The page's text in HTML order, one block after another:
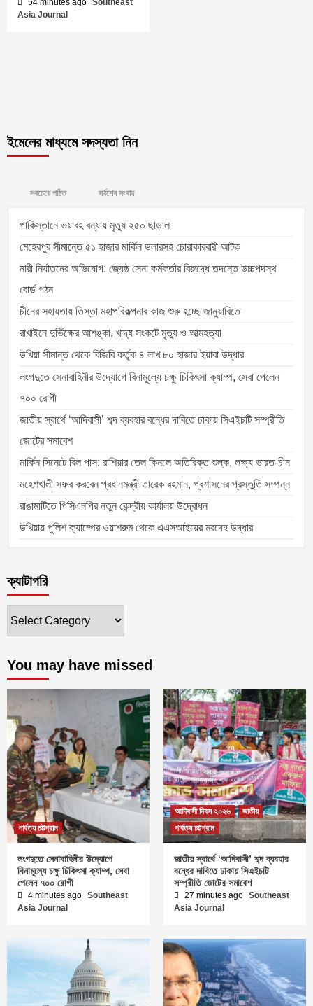
54 minutes ago Southeast
Asia Journal
ইমেলের মাধ্যমে সদস্যতা নিন
সবচেয়ে পঠিত সর্বশেষ সংবাদ
পাকিস্তানে ভয়াবহ বন্যায় মৃত্যু ২৫০ ছাড়াল
মেহেরপুর সীমান্তে ৫১ হাজার মার্কিন ডলারসহ চোরাকারবারী আটক
নারী নির্যাতনের অভিযোগ: জ্যেষ্ঠ সেনা কর্মকর্তার বিরুদ্ধে তদন্তে উচ্চপদস্থ
বোর্ড গঠন
চীনের সহায়তায় তিস্তা মহাপরিকল্পনার কাজ শুরু হচ্ছে জানুয়ারিতে
রাখাইনে দুর্ভিক্ষের আশঙ্কা, খাদ্য সংকটে মৃত্যু ও আত্মহত্যা
উখিয়া সীমান্ত থেকে বিজিবি কর্তৃক ৪ লাখ ৮০ হাজার ইয়াবা উদ্ধার
লংগদুতে সেনাবাহিনীর উদ্যোগে বিনামূল্যে চক্ষু চিকিৎসা ক্যাম্প, সেবা পেলেন
৭০০ রোগী
জাতীয় স্বার্থে ‘আদিবাসী’ শব্দ ব্যবহার বন্ধের দাবিতে ঢাকায় সিএইচটি সম্প্রীতি
জোটের সমাবেশ
মার্কিন সিনেটে বিল পাস: রাশিয়ার তেল কিনলে অতিরিক্ত শুল্ক, লক্ষ্য ভারত-চীন
মহেশখালী সফর করবেন প্রধানমন্ত্রী তারেক রহমান, প্রশাসনের প্রস্তুতি সম্পন্ন
রাঙামাটিতে পিসিএনপির নতুন কেন্দ্রীয় কার্যালয় উদ্বোধন
উখিয়ায় পুলিশ ক্যাম্পের ওয়াশরুম থেকে এএসআইয়ের মরদেহ উদ্ধার
ক্যাটাগরি
You may have missed
পার্বত্য চট্টগ্রাম
লংগদুতে সেনাবাহিনীর উদ্যোগে
বিনামূল্যে চক্ষু চিকিৎসা ক্যাম্প, সেবা
পেলেন ৭০০ রোগী
4 minutes ago Southeast
Asia Journal
আদিবাসী দিবস ২০২৬
জাতীয়
পার্বত্য চট্টগ্রাম
জাতীয় স্বার্থে ‘আদিবাসী’ শব্দ ব্যবহার
বন্ধের দাবিতে ঢাকায় সিএইচটি
সম্প্রীতি জোটের সমাবেশ
27 minutes ago Southeast
Asia Journal